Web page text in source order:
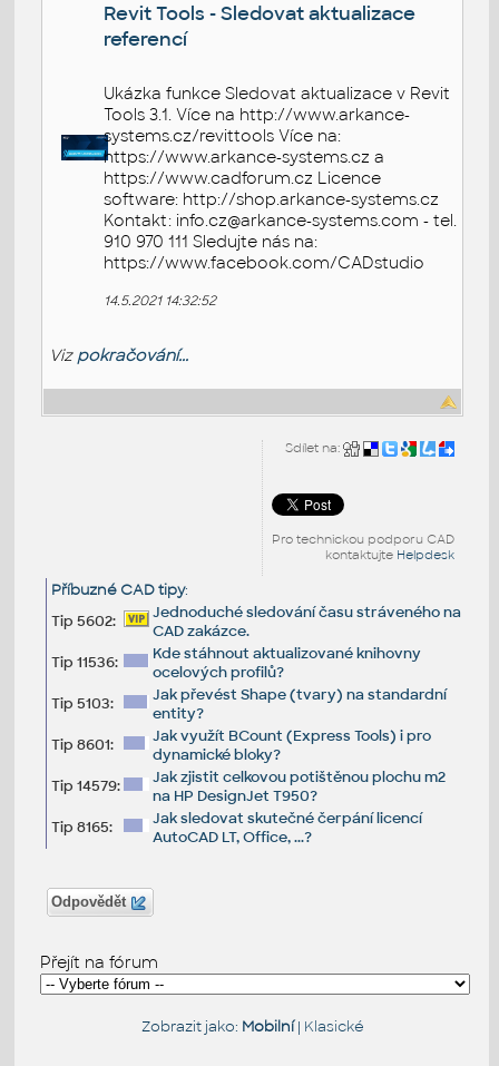
Revit Tools - Sledovat aktualizace
referencí
Ukázka funkce Sledovat aktualizace v Revit
Tools 3.1. Více na http://www.arkance-
systems.cz/revittools Více na:
https://www.arkance-systems.cz a
https://www.cadforum.cz Licence
software: http://shop.arkance-systems.cz
Kontakt: info.cz@arkance-systems.com - tel.
910 970 111 Sledujte nás na:
https://www.facebook.com/CADstudio
14.5.2021 14:32:52
Viz pokračování...
Sdílet na:
Pro technickou podporu CAD
kontaktujte Helpdesk
Příbuzné CAD tipy:
Tip 5602:
Jednoduché sledování času stráveného na
CAD zakázce.
Tip 11536:
Kde stáhnout aktualizované knihovny
ocelových profilů?
Tip 5103:
Jak převést Shape (tvary) na standardní
entity?
Tip 8601:
Jak využít BCount (Express Tools) i pro
dynamické bloky?
Tip 14579:
Jak zjistit celkovou potištěnou plochu m2
na HP DesignJet T950?
Tip 8165:
Jak sledovat skutečné čerpání licencí
AutoCAD LT, Office, ...?
Odpovědět
Přejít na fórum
Zobrazit jako: Mobilní| Klasické